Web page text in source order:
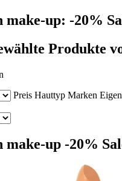
make-up: -20%
Produkte
Preis Hauttyp Marken
make-up -20%